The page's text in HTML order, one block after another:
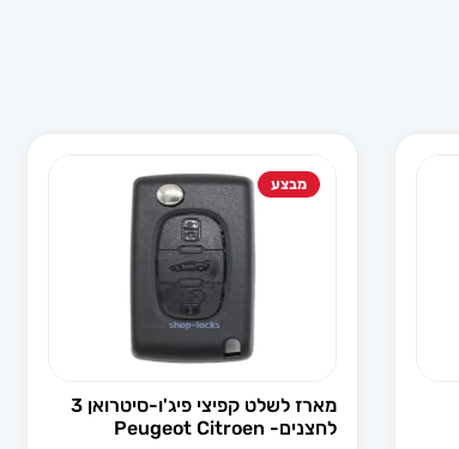
מבצע
מארז לשלט קפיצי פיג'ו-סיטרואן 3
לחצנים- Peugeot Citroen